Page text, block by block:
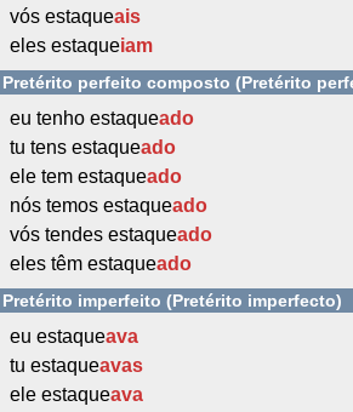
vós estaqueais
eles estaqueiam
Pretérito perfeito composto (Pretérito
eu tenho estaqueado
tu tens estaqueado
ele tem estaqueado
nós temos estaqueado
vós tendes estaqueado
eles têm estaqueado
Pretérito imperfeito (Pretérito imperfecto)
eu estaqueava
tu estaqueavas
ele estaqueava